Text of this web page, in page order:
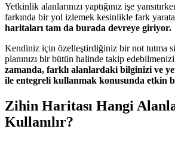
Yetkinlik alanlarınızı yaptığınız işe
farkında bir yol izlemek kesinlikle fark
haritaları tam da burada devreye giriyor.
Kendiniz için özelleştirdiğiniz bir not tutma
planınızı bir bütün halinde takip
zamanda, farklı alanlardaki bilginizi ve
ile entegreli kullanmak konusunda etkin
Zihin Haritası Hangi
Kullanılır?